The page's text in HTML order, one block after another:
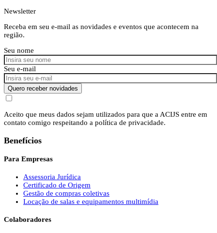
Newsletter
Receba em seu e-mail as novidades e eventos que acontecem na
região.
Seu nome
Seu e-mail
Quero receber novidades
Aceito que meus dados sejam utilizados para que a ACIJS entre em
contato comigo respeitando a política de privacidade.
Benefícios
Para Empresas
Assessoria Jurídica
Certificado de Origem
Gestão de compras coletivas
Locação de salas e equipamentos multimídia
Colaboradores